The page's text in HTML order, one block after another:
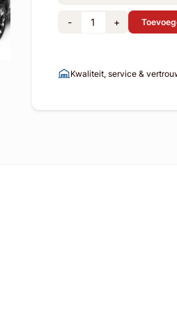
- +
Kwaliteit, service &